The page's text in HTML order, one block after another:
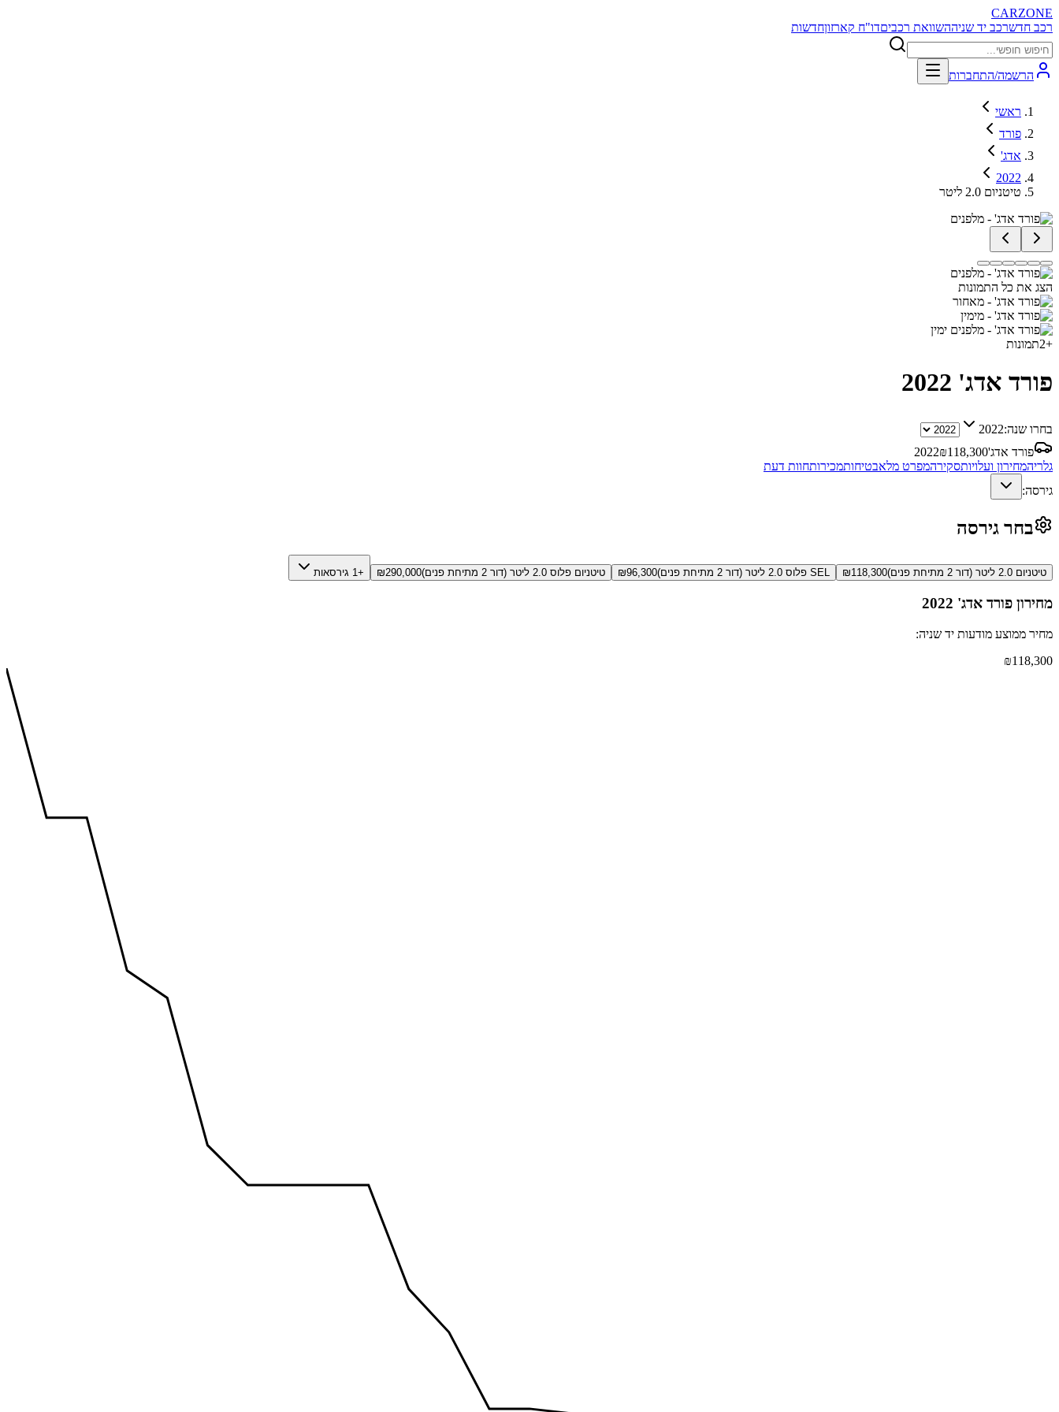
CARZONE
רכב חדשרכב יד שניההשוואת רכביםדו"ח קארזוןחדשות
הרשמה/התחברות
ראשי
פורד
אדג'
2022
טיטניום 2.0 ליטר
הצג את כל התמונות
+
2תמונות
פורד אדג' 2022
בחרו שנה:2022
פורד אדג'
2022₪118,300
גלריהמחירון ועלויותסקירהמפרט מלאבטיחותמכירותחוות דעת
גירסה:
בחר גירסה
טיטניום 2.0 ליטר (דור 2 מתיחת פנים) ₪118,300 SEL פלוס 2.0 ליטר (דור 2 מתיחת פנים) ₪96,300 טיטניום פלוס 2.0 ליטר (דור 2 מתיחת פנים) ₪290,000 +1 גירסאות
מחירון פורד אדג' 2022
מחיר ממוצע מודעות יד שניה:
₪118,300